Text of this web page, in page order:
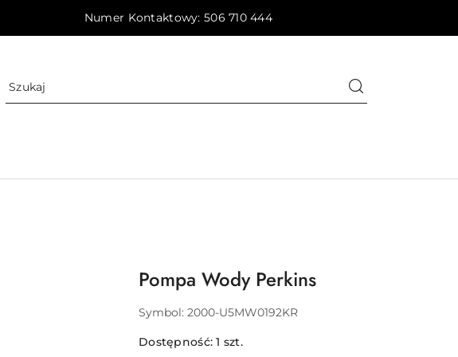
Numer Kontaktowy: 506 710 444
Pompa Wody Perkins
Symbol: 2000-U5MW0192KR
Dostępność:1 szt.